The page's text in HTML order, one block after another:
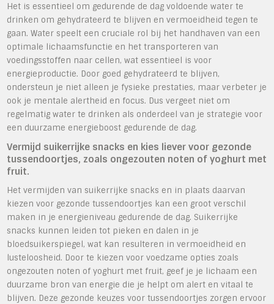
Het is essentieel om gedurende de dag voldoende water te
drinken om gehydrateerd te blijven en vermoeidheid tegen te
gaan. Water speelt een cruciale rol bij het handhaven van een
optimale lichaamsfunctie en het transporteren van
voedingsstoffen naar cellen, wat essentieel is voor
energieproductie. Door goed gehydrateerd te blijven,
ondersteun je niet alleen je fysieke prestaties, maar verbeter je
ook je mentale alertheid en focus. Dus vergeet niet om
regelmatig water te drinken als onderdeel van je strategie voor
een duurzame energieboost gedurende de dag.
Vermijd suikerrijke snacks en kies liever voor gezonde
tussendoortjes, zoals ongezouten noten of yoghurt met
fruit.
Het vermijden van suikerrijke snacks en in plaats daarvan
kiezen voor gezonde tussendoortjes kan een groot verschil
maken in je energieniveau gedurende de dag. Suikerrijke
snacks kunnen leiden tot pieken en dalen in je
bloedsuikerspiegel, wat kan resulteren in vermoeidheid en
lusteloosheid. Door te kiezen voor voedzame opties zoals
ongezouten noten of yoghurt met fruit, geef je je lichaam een
duurzame bron van energie die je helpt om alert en vitaal te
blijven. Deze gezonde keuzes voor tussendoortjes zorgen ervoor